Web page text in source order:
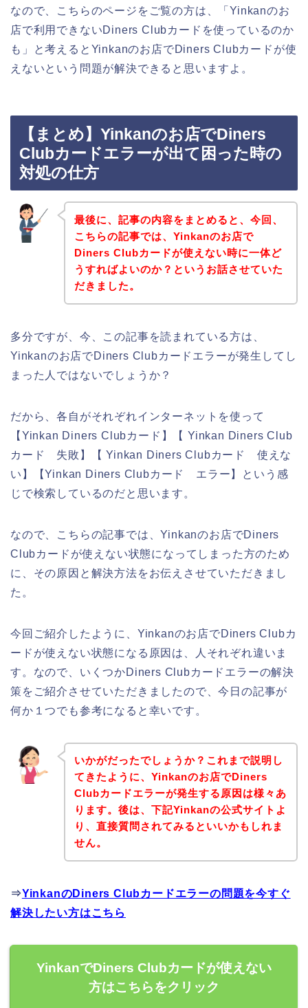
なので、こちらのページをご覧の方は、「Yinkanのお
店で利用できないDiners Clubカードを使っているのか
も」と考えるとYinkanのお店でDiners Clubカードが使
えないという問題が解決できると思いますよ。
【まとめ】Yinkanのお店でDiners
Clubカードエラーが出て困った時の
対処の仕方
最後に、記事の内容をまとめると、今回、
こちらの記事では、Yinkanのお店で
Diners Clubカードが使えない時に一体ど
うすればよいのか？というお話させていた
だきました。
多分ですが、今、この記事を読まれている方は、
Yinkanのお店でDiners Clubカードエラーが発生してし
まった人ではないでしょうか？
だから、各自がそれぞれインターネットを使って
【Yinkan Diners Clubカード】【 Yinkan Diners Club
カード 失敗】【 Yinkan Diners Clubカード 使えな
い】【Yinkan Diners Clubカード エラー】という感
じで検索しているのだと思います。
なので、こちらの記事では、Yinkanのお店でDiners
Clubカードが使えない状態になってしまった方のため
に、その原因と解決方法をお伝えさせていただきまし
た。
今回ご紹介したように、Yinkanのお店でDiners Clubカ
ードが使えない状態になる原因は、人それぞれ違いま
す。なので、いくつかDiners Clubカードエラーの解決
策をご紹介させていただきましたので、今日の記事が
何か１つでも参考になると幸いです。
いかがだったでしょうか？これまで説明し
てきたように、Yinkanのお店でDiners
Clubカードエラーが発生する原因は様々あ
ります。後は、下記Yinkanの公式サイトよ
り、直接質問されてみるといいかもしれま
せん。
⇒YinkanのDiners Clubカードエラーの問題を今すぐ
解決したい方はこちら
YinkanでDiners Clubカードが使えない
方はこちらをクリック